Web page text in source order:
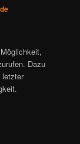
Dazu
letzter